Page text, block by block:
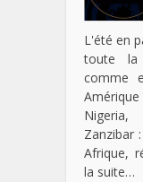
L'été en
toute la
comme
Nigeria,
Zanzibar
Afrique,
la suite…